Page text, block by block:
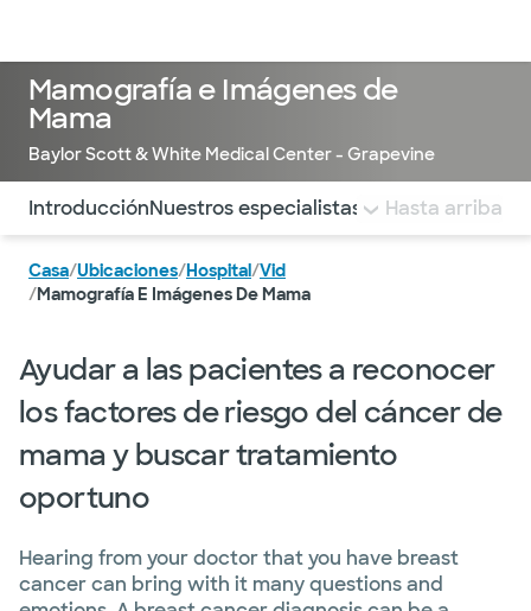
Mamografía e Imágenes de
Mama
Baylor Scott & White Medical Center - Grapevine
Utilice esta navegación para saltar rápidamente a
IntroducciónNuestros especialistas Grupos y
Hasta arriba
Casa/Ubicaciones/Hospital/Vid
/Mamografía E Imágenes De Mama
Ayudar a las pacientes a reconocer
los factores de riesgo del cáncer de
mama y buscar tratamiento
oportuno
Hearing from your doctor that you have breast
cancer can bring with it many questions and